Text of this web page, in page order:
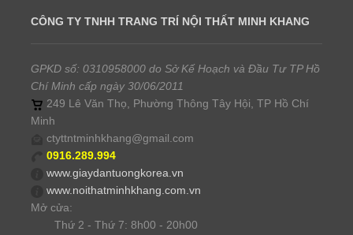
CÔNG TY TNHH TRANG TRÍ NỘI THẤT MINH KHANG
GPKD số: 0310958000 do Sở Kế Hoạch và Đầu Tư TP Hồ
Chí Minh cấp ngày 30/06/2011
249 Lê Văn Thọ, Phường Thông Tây Hội, TP Hồ Chí
Minh
ctyttntminhkhang@gmail.com
0916.289.994
www.giaydantuongkorea.vn
www.noithatminhkhang.com.vn
Mở cửa:
Thứ 2 - Thứ 7: 8h00 - 20h00